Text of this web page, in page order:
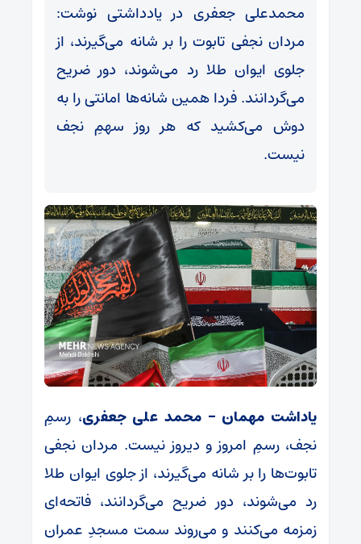
محمدعلی جعفری در یادداشتی نوشت:
مردان نجفی تابوت‌ را بر شانه می‌گیرند، از
جلوی ایوان طلا رد می‌شوند، دور ضریح
می‌گردانند. فردا همین شانه‌ها امانتی را به
دوش می‌کشید که هر روز سهمِ نجف
نیست.
یاداشت مهمان – محمد علی جعفری، رسمِ
نجف، رسمِ امروز و دیروز نیست. مردان نجفی
تابوت‌ها را بر شانه می‌گیرند، از جلوی ایوان طلا
رد می‌شوند، دور ضریح می‌گردانند، فاتحه‌ای
زمزمه می‌کنند و می‌روند سمت مسجدِ عمران